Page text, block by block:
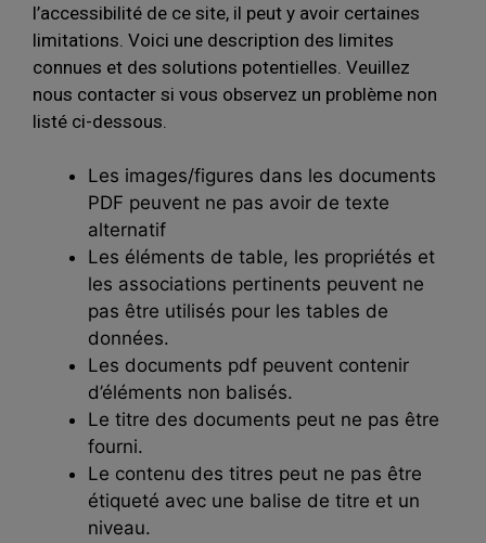
l’accessibilité de ce site, il peut y avoir certaines
limitations. Voici une description des limites
connues et des solutions potentielles. Veuillez
nous contacter si vous observez un problème non
listé ci-dessous.
Les images/figures dans les documents
PDF peuvent ne pas avoir de texte
alternatif
Les éléments de table, les propriétés et
les associations pertinents peuvent ne
pas être utilisés pour les tables de
données.
Les documents pdf peuvent contenir
d’éléments non balisés.
Le titre des documents peut ne pas être
fourni.
Le contenu des titres peut ne pas être
étiqueté avec une balise de titre et un
niveau.